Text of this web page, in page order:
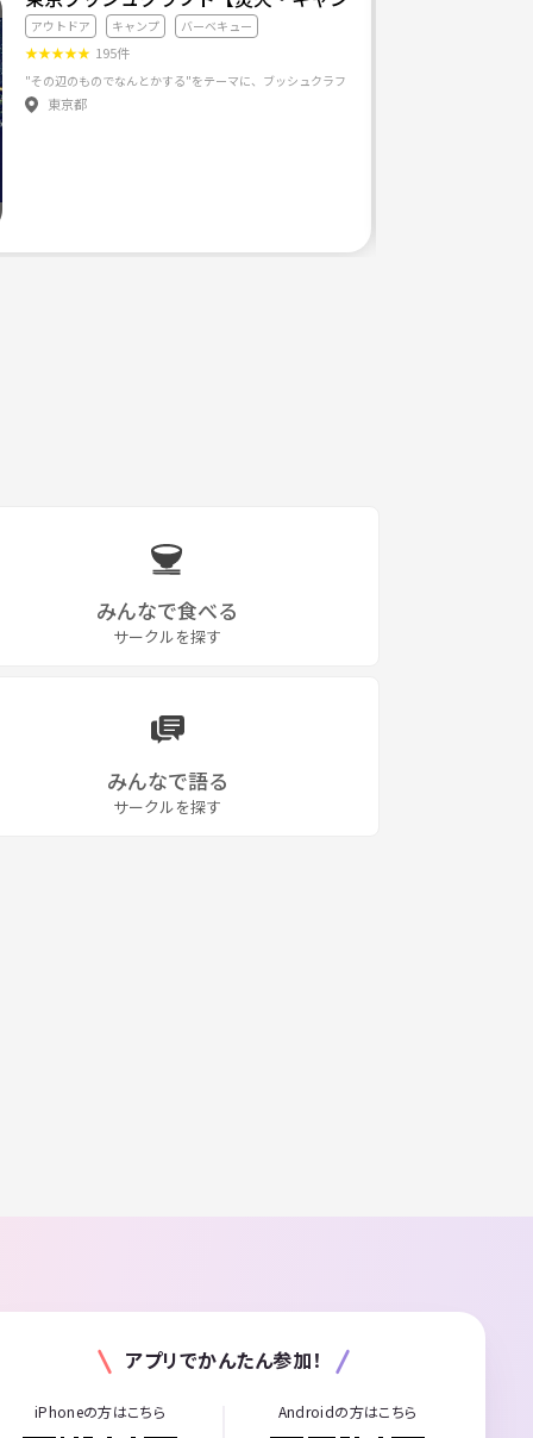
アウトドア キャンプ バーベキュー
★★★★★ 195件
東京都
みんなで食べる
サークルを探す
みんなで語る
サークルを探す
アプリでかんたん参加！
iPhoneの方はこちら Androidの方はこちら